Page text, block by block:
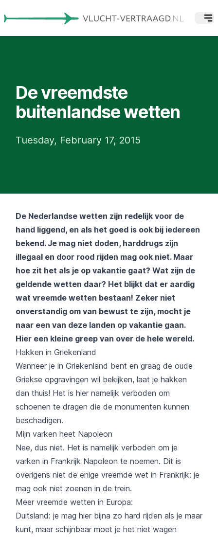
De vreemdste
buitenlandse wetten
Tuesday, February 17, 2015
De Nederlandse wetten zijn redelijk voor de
hand liggend, en als het goed is ook bij iedereen
bekend. Je mag niet doden, harddrugs zijn
illegaal en door rood rijden mag ook niet. Maar
hoe zit het als je op vakantie gaat? Wat zijn de
geldende wetten daar? Het blijkt dat er aardig
wat vreemde wetten bestaan! Zeker niet
onverstandig om van bewust te zijn, mocht je
naar een van deze landen op vakantie gaan.
Hier een kleine greep van over de hele wereld.
Hakken in Griekenland
Wanneer je in Griekenland bent en graag de oude
Griekse opgravingen wil bekijken, laat je hakken
dan thuis! Het is hier namelijk verboden om
schoenen te dragen die de monumenten kunnen
beschadigen.
Mijn varken heet Napoleon
Nee, dus niet. Het is namelijk verboden om je
varken in Frankrijk Napoleon te noemen. Dit is
overigens niet de enige vreemde wet in Frankrijk: je
mag ook niet zoenen in de trein.
Meer vreemde wetten in Europa:
Duitsland: je mag hier bijna zo hard rijden als je maar
kunt, maar schijnbaar moet je het niet wagen